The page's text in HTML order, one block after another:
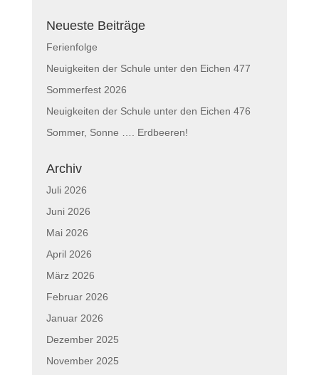
Neueste Beiträge
Ferienfolge
Neuigkeiten der Schule unter den Eichen 477
Sommerfest 2026
Neuigkeiten der Schule unter den Eichen 476
Sommer, Sonne …. Erdbeeren!
Archiv
Juli 2026
Juni 2026
Mai 2026
April 2026
März 2026
Februar 2026
Januar 2026
Dezember 2025
November 2025